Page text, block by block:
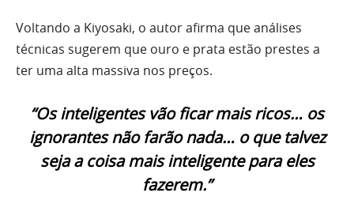
Voltando a Kiyosaki, o autor afirma que análises
técnicas sugerem que ouro e prata estão prestes a
ter uma alta massiva nos preços.
“Os inteligentes vão ficar mais ricos… os
ignorantes não farão nada… o que talvez
seja a coisa mais inteligente para eles
fazerem.”